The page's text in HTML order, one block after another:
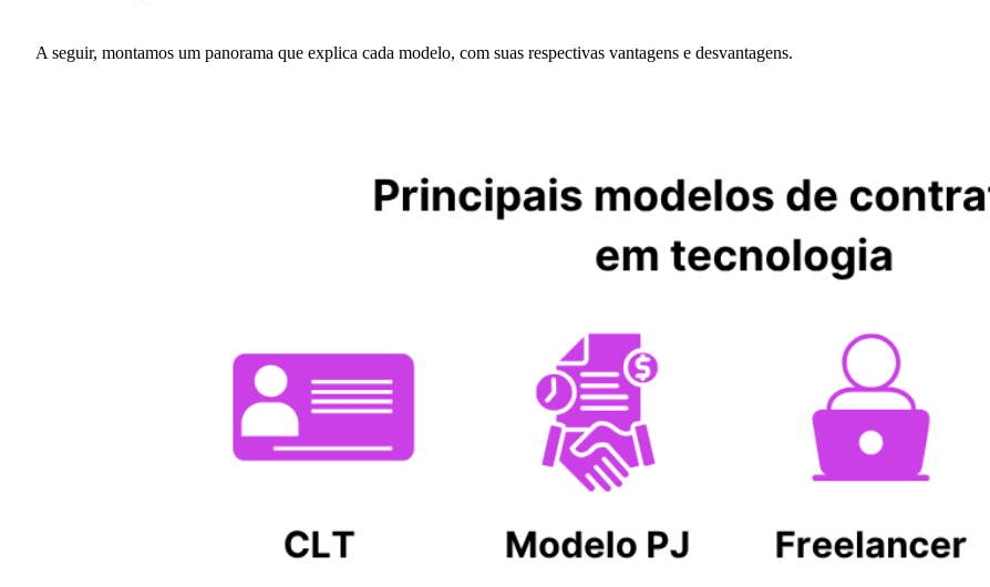
A seguir, montamos um panorama que explica cada modelo, com suas respectivas vantagens e desvantagens.